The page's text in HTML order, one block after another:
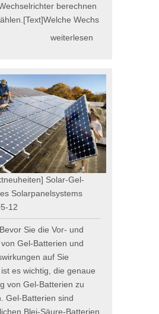
berechnen
Wechs
weiterlesen
Solar-Gel-
Solarpanelsystems
12
Sie die Vor- und
Gel-Batterien und
auf Sie
es wichtig, die genaue
von Gel-Batterien zu
Gel-Batterien sind
Blei-Säure-Batterien